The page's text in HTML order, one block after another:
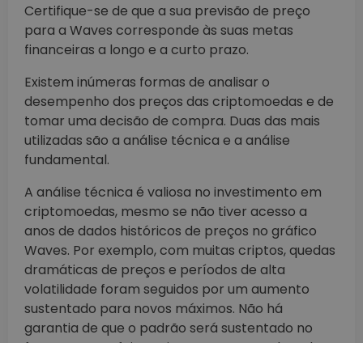
Certifique-se de que a sua previsão de preço
para a Waves corresponde às suas metas
financeiras a longo e a curto prazo.
Existem inúmeras formas de analisar o
desempenho dos preços das criptomoedas e de
tomar uma decisão de compra. Duas das mais
utilizadas são a análise técnica e a análise
fundamental.
A análise técnica é valiosa no investimento em
criptomoedas, mesmo se não tiver acesso a
anos de dados históricos de preços no gráfico
Waves. Por exemplo, com muitas criptos, quedas
dramáticas de preços e períodos de alta
volatilidade foram seguidos por um aumento
sustentado para novos máximos. Não há
garantia de que o padrão será sustentado no